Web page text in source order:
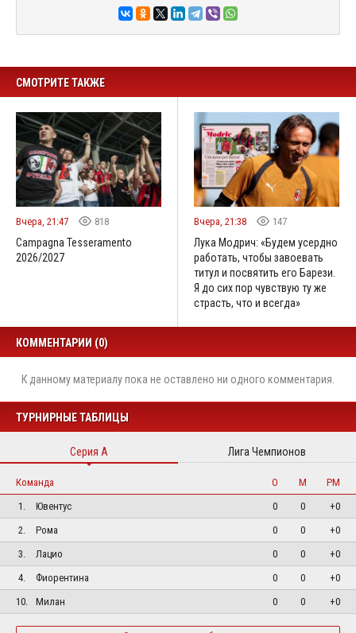
СМОТРИТЕ ТАКЖЕ
Вчера, 21:47 818
Campagna Tesseramento
2026/2027
Вчера, 21:38 147
Лука Модрич: «Будем усердно
работать, чтобы завоевать
титул и посвятить его Барези.
Я до сих пор чувствую ту же
страсть, что и всегда»
КОММЕНТАРИИ (0)
К данному материалу пока не оставлено ни одного комментария.
ТУРНИРНЫЕ ТАБЛИЦЫ
Серия А Лига Чемпионов
Команда О М
РМ
1.
Ювентус 0 0
+0
2.
Рома 0 0
+0
3.
Лацио 0 0
+0
4.
Фиорентина 0 0
+0
10.
Милан 0 0 +0